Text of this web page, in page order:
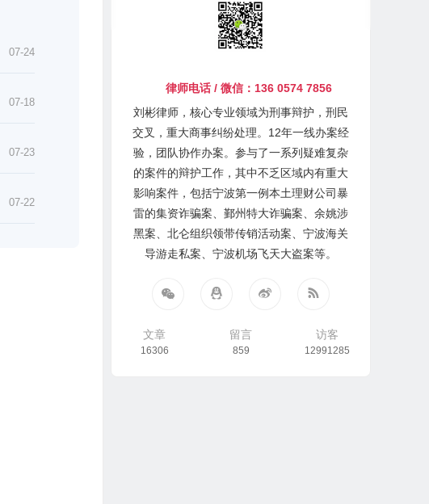
07-24
07-18
07-23
07-22
律师电话 / 微信：136 0574 7856
刘彬律师，核心专业领域为刑事辩护，刑民
交叉，重大商事纠纷处理。12年一线办案经
验，团队协作办案。参与了一系列疑难复杂
的案件的辩护工作，其中不乏区域内有重大
影响案件，包括宁波第一例本土理财公司暴
雷的集资诈骗案、鄞州特大诈骗案、余姚涉
黑案、北仑组织领带传销活动案、宁波海关
导游走私案、宁波机场飞天大盗案等。
文章
16306
留言
859
访客
12991285